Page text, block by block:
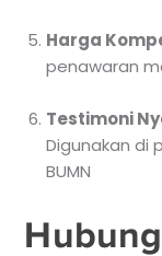
Harga
penawaran
Testimoni
Digunakan di
BUMN